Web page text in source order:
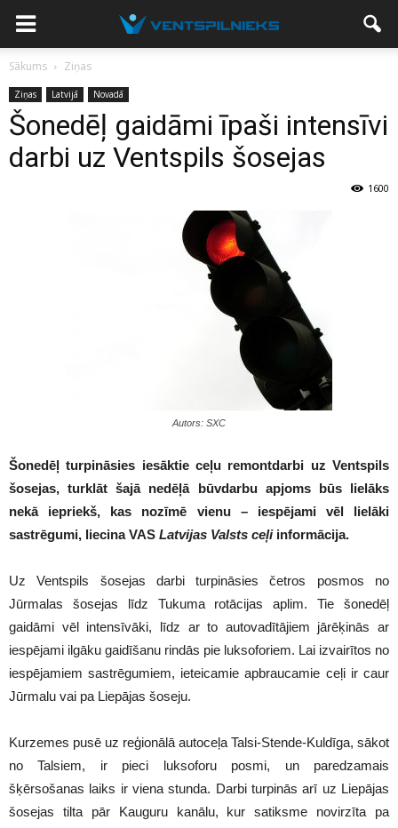
Sākums Ziņas
Ziņas Latvijā Novadā
Šonedēļ gaidāmi īpaši intensīvi
darbi uz Ventspils šosejas
1600
Autors: SXC
Šonedēļ turpināsies iesāktie ceļu remontdarbi uz Ventspils
šosejas, turklāt šajā nedēļā būvdarbu apjoms būs lielāks
nekā iepriekš, kas nozīmē vienu – iespējami vēl lielāki
sastrēgumi, liecina VAS Latvijas Valsts ceļiinformācija.
Uz Ventspils šosejas darbi turpināsies četros posmos no
Jūrmalas šosejas līdz Tukuma rotācijas aplim. Tie šonedēļ
gaidāmi vēl intensīvāki, līdz ar to autovadītājiem jārēķinās ar
iespējami ilgāku gaidīšanu rindās pie luksoforiem. Lai izvairītos no
iespējamiem sastrēgumiem, ieteicamie apbraucamie ceļi ir caur
Jūrmalu vai pa Liepājas šoseju.
Kurzemes pusē uz reģionālā autoceļa Talsi-Stende-Kuldīga, sākot
no Talsiem, ir pieci luksoforu posmi, un paredzamais
šķērsošanas laiks ir viena stunda. Darbi turpinās arī uz Liepājas
šosejas tilta pār Kauguru kanālu, kur satiksme novirzīta pa